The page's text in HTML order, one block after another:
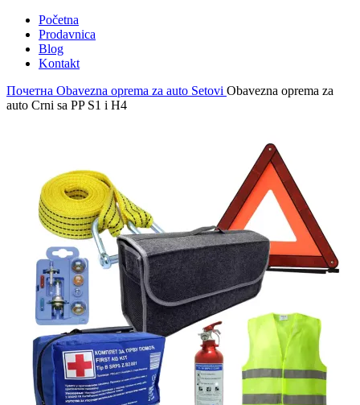
Početna
Prodavnica
Blog
Kontakt
Почетна Obavezna oprema za auto Setovi Obavezna oprema za
auto Crni sa PP S1 i H4